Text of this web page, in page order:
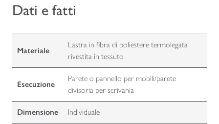
Dati e fatti
Materiale
Lastra in fibra di poliestere termolegata
rivestita in tessuto
Esecuzione
Parete o pannello per mobili/parete
divisoria per scrivania
Dimensione Individuale